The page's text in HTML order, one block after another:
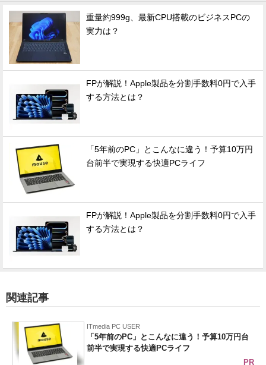
重量約999g、最新CPU搭載のビジネスPCの
実力は？
FPが解説！Apple製品を分割手数料0円で入手
する方法とは？
「5年前のPC」とこんなに違う！予算10万円
台前半で実現する快適PCライフ
FPが解説！Apple製品を分割手数料0円で入手
する方法とは？
関連記事
ITmedia PC USER
「5年前のPC」とこんなに違う！予算10万円台
前半で実現する快適PCライフ
PR